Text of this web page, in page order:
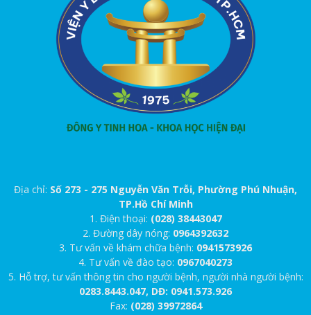
Địa chỉ: Số 273 - 275 Nguyễn Văn Trỗi, Phường Phú Nhuận,
TP.Hồ Chí Minh
1. Điện thoại: (028) 38443047
2. Đường dây nóng: 0964392632
3. Tư vấn về khám chữa bệnh: 0941573926
4. Tư vấn về đào tạo: 0967040273
5. Hỗ trợ, tư vấn thông tin cho người bệnh, người nhà người bệnh:
0283.8443.047, DĐ: 0941.573.926
Fax: (028) 39972864